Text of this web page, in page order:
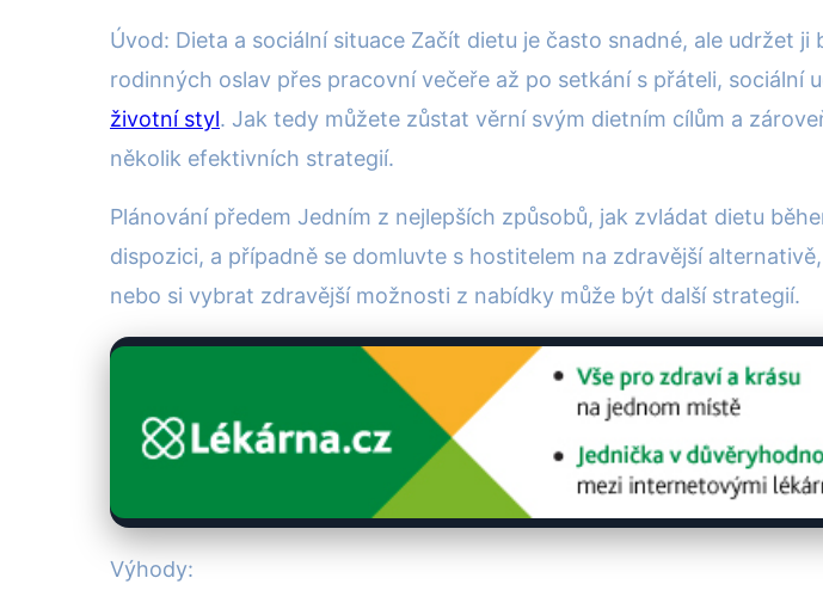
Úvod: Dieta a sociální situace Začít dietu je často snadné, ale udržet
rodinných oslav přes pracovní večeře až po setkání s přáteli, sociální
životní styl. Jak tedy můžete zůstat věrní svým dietním cílům a
několik efektivních strategií.
Plánování předem Jedním z nejlepších způsobů, jak zvládat dietu
dispozici, a případně se domluvte s hostitelem na zdravější
nebo si vybrat zdravější možnosti z nabídky může být další strategií.
Výhody: